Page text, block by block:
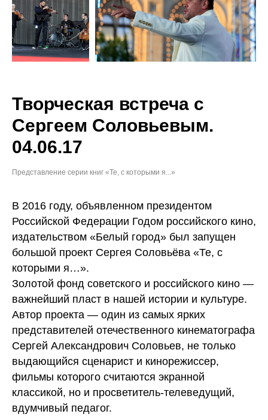
Творческая встреча с
Сергеем Соловьевым.
04.06.17
Представление серии книг «Те, с которыми я...»
В 2016 году, объявленном президентом
Российской Федерации Годом российского кино,
издательством «Белый город» был запущен
большой проект Сергея Соловьёва «Те, с
которыми я…».
Золотой фонд советского и российского кино —
важнейший пласт в нашей истории и культуре.
Автор проекта — один из самых ярких
представителей отечественного кинематографа
Сергей Александрович Соловьев, не только
выдающийся сценарист и кинорежиссер,
фильмы которого считаются экранной
классикой, но и просветитель-телеведущий,
вдумчивый педагог.